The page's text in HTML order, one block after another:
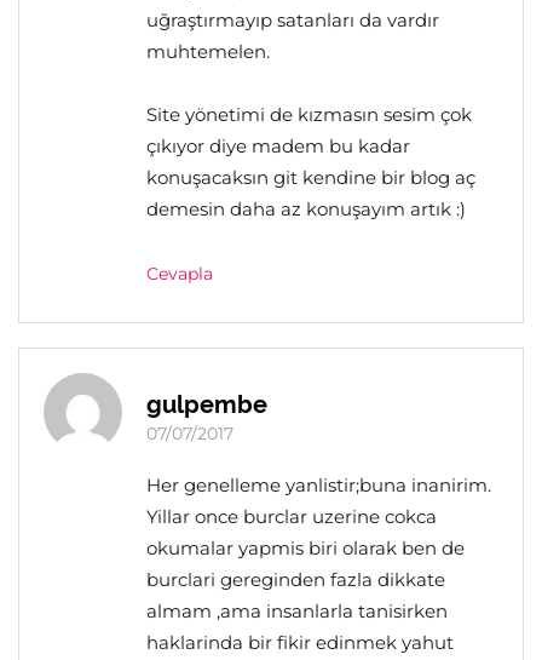
uğraştırmayıp satanları da vardır
muhtemelen.
Site yönetimi de kızmasın sesim çok
çıkıyor diye madem bu kadar
konuşacaksın git kendine bir blog aç
demesin daha az konuşayım artık :)
Cevapla
gulpembe
07/07/2017
Her genelleme yanlistir;buna inanirim.
Yillar once burclar uzerine cokca
okumalar yapmis biri olarak ben de
burclari gereginden fazla dikkate
almam ,ama insanlarla tanisirken
haklarinda bir fikir edinmek yahut